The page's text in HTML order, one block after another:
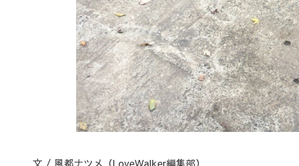
文 / 風都ナツメ（LoveWalker編集部）